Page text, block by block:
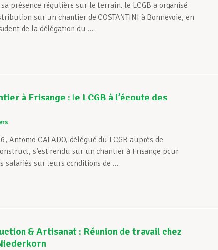
sa présence régulière sur le terrain, le LCGB a organisé
sur un chantier de COSTANTINI à Bonnevoie, en
de la délégation du ...
à Frisange : le LCGB à l’écoute des
Antonio CALADO, délégué du LCGB auprès de
s’est rendu sur un chantier à Frisange pour
salariés sur leurs conditions de ...
& Artisanat : Réunion de travail chez